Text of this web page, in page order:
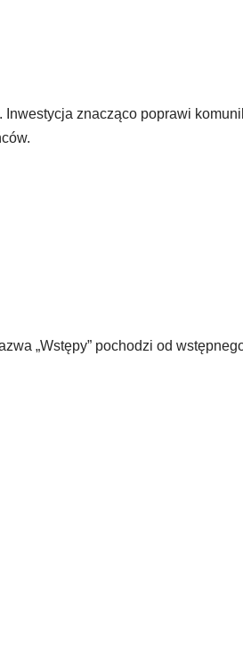
znacząco poprawi
„Wstępy” pochodzi od